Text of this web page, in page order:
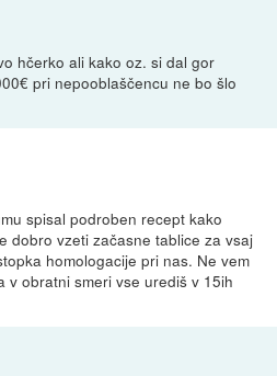
hčerko ali kako oz. si dal gor
pri nepooblaščencu ne bo šlo
spisal podroben recept kako
dobro vzeti začasne tablice za vsaj
homologacije pri nas. Ne vem
v obratni smeri vse urediš v 15ih